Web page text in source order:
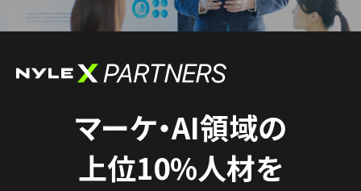
マーケ・AI領域の
上位10%人材を